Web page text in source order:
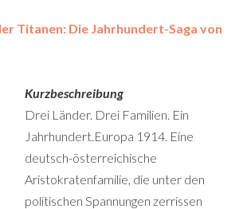
Titanen: Die Jahrhundert-Saga von
Kurzbeschreibung
Drei Länder. Drei Familien. Ein
Jahrhundert.Europa 1914. Eine
deutsch-österreichische
Aristokratenfamilie, die unter den
politischen Spannungen zerrissen